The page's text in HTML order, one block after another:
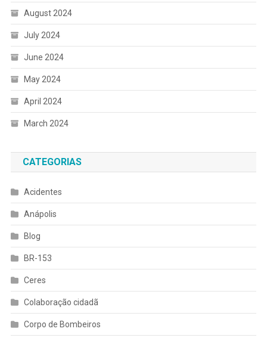
August 2024
July 2024
June 2024
May 2024
April 2024
March 2024
CATEGORIAS
Acidentes
Anápolis
Blog
BR-153
Ceres
Colaboração cidadã
Corpo de Bombeiros